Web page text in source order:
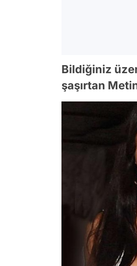
Bildiğiniz
şaşırtan